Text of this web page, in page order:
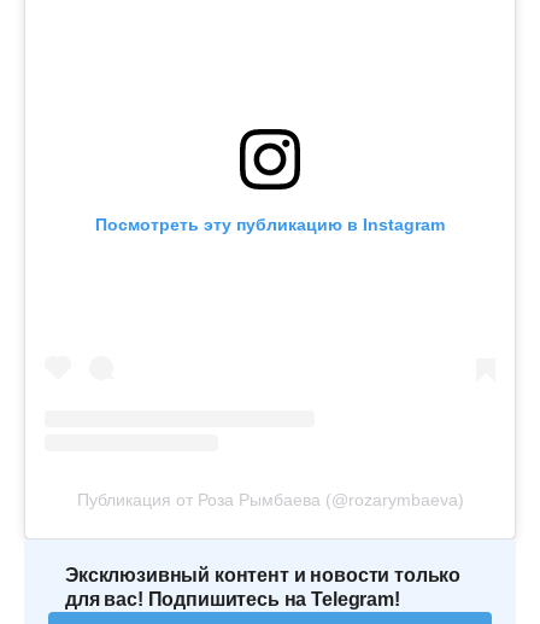
Посмотреть эту публикацию в Instagram
Публикация от Роза Рымбаева (@rozarymbaeva)
Эксклюзивный контент и новости только
для вас! Подпишитесь на Telegram!